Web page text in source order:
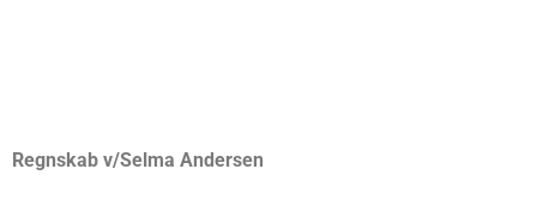
Regnskab v/Selma Andersen